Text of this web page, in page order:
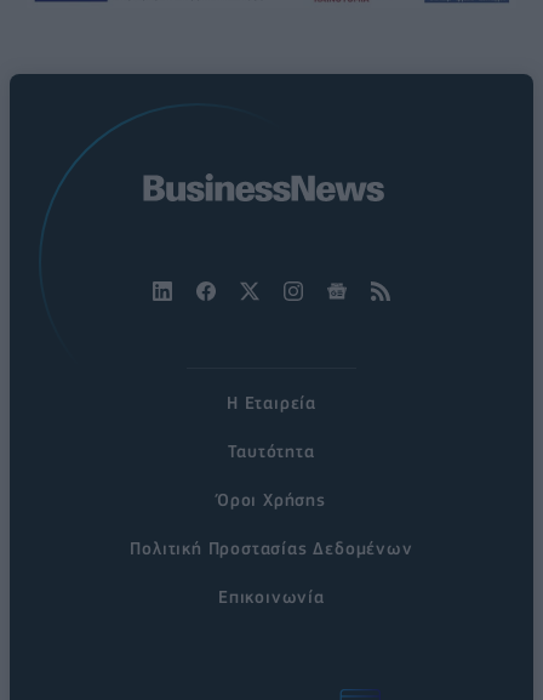
Η Εταιρεία
Ταυτότητα
Όροι Χρήσης
Πολιτική Προστασίας Δεδομένων
Επικοινωνία